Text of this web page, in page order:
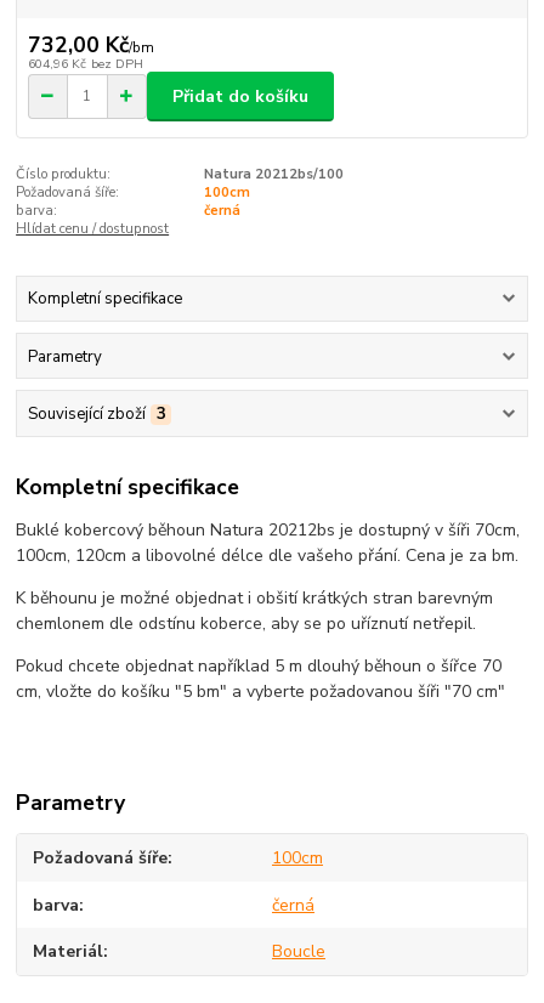
732,00 Kč/bm
604,96 Kč bez DPH
Přidat do košíku
Číslo produktu:
Natura 20212bs/100
Požadovaná šíře:
100cm
barva:
černá
Hlídat cenu / dostupnost
Kompletní specifikace
Parametry
Související zboží 3
Kompletní specifikace
Buklé kobercový běhoun Natura 20212bs je dostupný v šíři 70cm,
100cm, 120cm a libovolné délce dle vašeho přání. Cena je za bm.
K běhounu je možné objednat i obšití krátkých stran barevným
chemlonem dle odstínu koberce, aby se po uříznutí netřepil.
Pokud chcete objednat například 5 m dlouhý běhoun o šířce 70
cm, vložte do košíku "5 bm" a vyberte požadovanou šíři "70 cm"
Parametry
Požadovaná šíře 100cm
barva černá
Materiál Boucle